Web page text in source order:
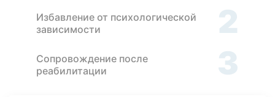
Избавление от психологической
зависимости
2
Сопровождение после
реабилитации
3